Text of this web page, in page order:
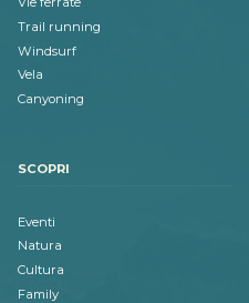
Trail running
Windsurf
Vela
Canyoning
SCOPRI
Eventi
Natura
Cultura
Family